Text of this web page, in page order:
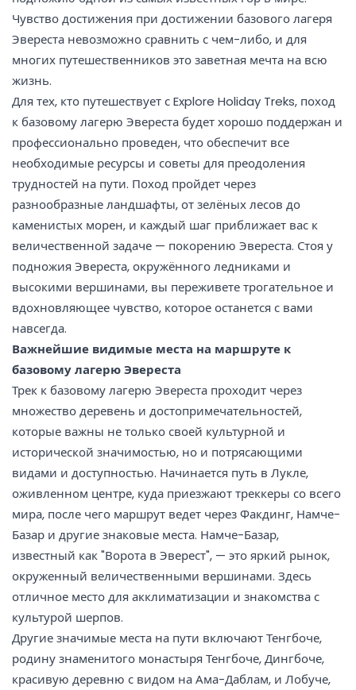
Чувство достижения при достижении базового лагеря
Эвереста невозможно сравнить с чем-либо, и для
многих путешественников это заветная мечта на всю
жизнь.
Для тех, кто путешествует с Explore Holiday Treks, поход
к базовому лагерю Эвереста будет хорошо поддержан и
профессионально проведен, что обеспечит все
необходимые ресурсы и советы для преодоления
трудностей на пути. Поход пройдет через
разнообразные ландшафты, от зелёных лесов до
каменистых морен, и каждый шаг приближает вас к
величественной задаче — покорению Эвереста. Стоя у
подножия Эвереста, окружённого ледниками и
высокими вершинами, вы переживете трогательное и
вдохновляющее чувство, которое останется с вами
навсегда.
Важнейшие видимые места на маршруте к
базовому лагерю Эвереста
Трек к базовому лагерю Эвереста проходит через
множество деревень и достопримечательностей,
которые важны не только своей культурной и
исторической значимостью, но и потрясающими
видами и доступностью. Начинается путь в Лукле,
оживленном центре, куда приезжают треккеры со всего
мира, после чего маршрут ведет через Факдинг, Намче-
Базар и другие знаковые места. Намче-Базар,
известный как "Ворота в Эверест", — это яркий рынок,
окруженный величественными вершинами. Здесь
отличное место для акклиматизации и знакомства с
культурой шерпов.
Другие значимые места на пути включают Тенгбоче,
родину знаменитого монастыря Тенгбоче, Дингбоче,
красивую деревню с видом на Ама-Даблам, и Лобуче,